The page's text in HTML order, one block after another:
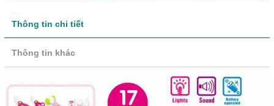
Thông tin chi tiết
Thông tin khác